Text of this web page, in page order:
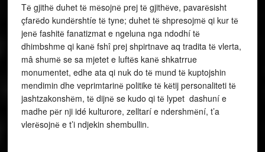
Tё gjithё duhet tё mёsojnё prej tё gjithёve, pavarёsisht
çfarёdo kundёrshtíe tё tyne; duhet tё shpresojmё qi kur tё
jenё fashitё fanatizmat e ngeluna nga ndodhí tё
dhimbshme qi kanё fshî prej shpirtnave aq tradita tё vlerta,
mâ shumё se sa mjetet e luftёs kanё shkatrrue
monumentet, edhe ata qi nuk do tё mund tё kuptojshin
mendimin dhe veprimtarinё politike tё kёtij personaliteti tё
jashtzakonshёm, tё dijnё se kudo qi tё lypet dashuní e
madhe pёr nji idé kulturore, zelltarí e ndershmёní, t’a
vlerёsojnё e t’i ndjekin shembullin.